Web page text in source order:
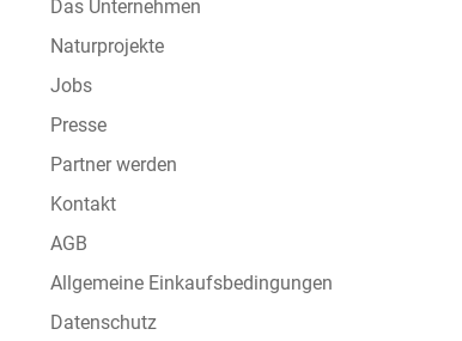
Das Unternehmen
Naturprojekte
Jobs
Presse
Partner werden
Kontakt
AGB
Allgemeine Einkaufsbedingungen
Datenschutz